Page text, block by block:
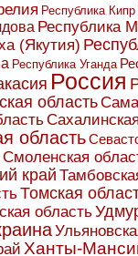
Республика Кипр
Республика
(Якутия)
Республика Уганда
Россия
область
область
Смоленская
край
Томская
область
Ханты-